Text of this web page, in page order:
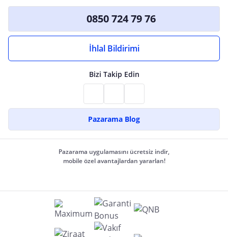
0850 724 79 76
İhlal Bildirimi
Bizi Takip Edin
Pazarama Blog
Pazarama uygulamasını ücretsiz indir,
mobile özel avantajlardan yararlan!